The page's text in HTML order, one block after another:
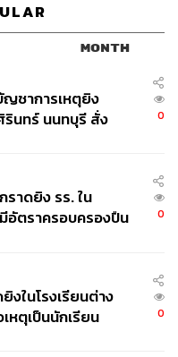
หารชีวิต แต่ปัจจุบันเขา
กาหลีใต้ได้ยกเลิกโทษ
มีการพบสมุดวาดภาพ
องบุคลิก คือด้านอ่อน
าเขาโตมาในสภาพ
ศิลปินก็ได้
MONTH
ชาการเหตุยิง
รินทร์ นนทบุรี สั่ง
0
าดยิง รร. ใน
อัตราครอบครองปืน
0
งในโรงเรียนต่าง
หตุเป็นนักเรียน
0